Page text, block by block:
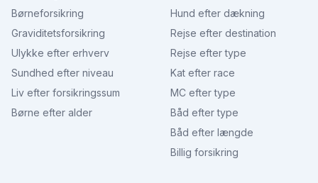
Børneforsikring
Graviditetsforsikring
Ulykke efter erhverv
Sundhed efter niveau
Liv efter forsikringssum
Børne efter alder
Hund efter dækning
Rejse efter destination
Rejse efter type
Kat efter race
MC efter type
Båd efter type
Båd efter længde
Billig forsikring